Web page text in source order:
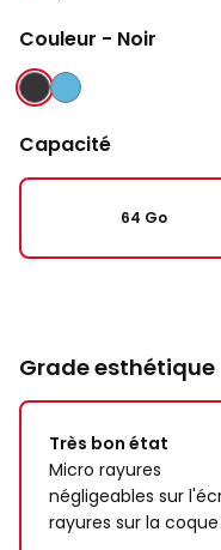
Couleur - Noir
NOIR BLEU
Capacité
64 Go
Grade esthétique
Très bon état
Micro rayures
négligeables sur
rayures sur la